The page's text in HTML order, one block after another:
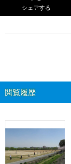
シェアする
閲覧履歴